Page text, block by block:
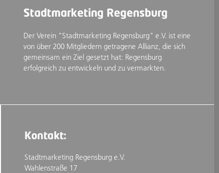
Stadtmarketing Regensburg
Der Verein "Stadtmarketing Regensburg" e.V. ist eine
von über 200 Mitgliedern getragene Allianz, die sich
gemeinsam ein Ziel gesetzt hat: Regensburg
erfolgreich zu entwickeln und zu vermarkten.
Kontakt:
Stadtmarketing Regensburg e.V.
Wahlenstraße 17